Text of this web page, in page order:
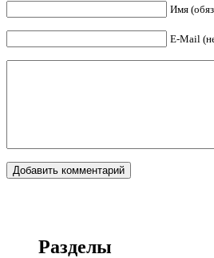
Имя
E-Mail
Разделы